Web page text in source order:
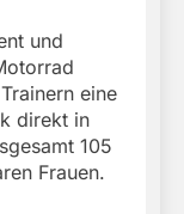
und
eine
direkt in
105
Frauen.